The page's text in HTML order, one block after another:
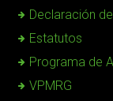
Declaración
Estatutos
Programa de
VPMRG